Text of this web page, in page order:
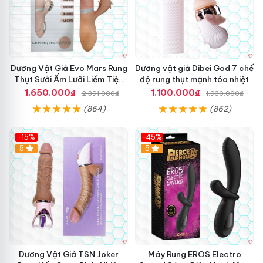
o
F
k
a
c
h
i
n
e
A
Dương Vật Giả Evo Mars Rung
Thụt Sưởi Ấm Lưỡi Liếm Tiện
Ích
1.650.000₫ 2.391.000₫
(864)
Dương vật giả Dibei God 7 chế
độ rung thụt mạnh tỏa nhiệt
1.100.000₫
1.930.000₫
(862)
-15%
5
Dương Vật Giả TSN Joker
-45%
5
Máy Rung EROS Electro